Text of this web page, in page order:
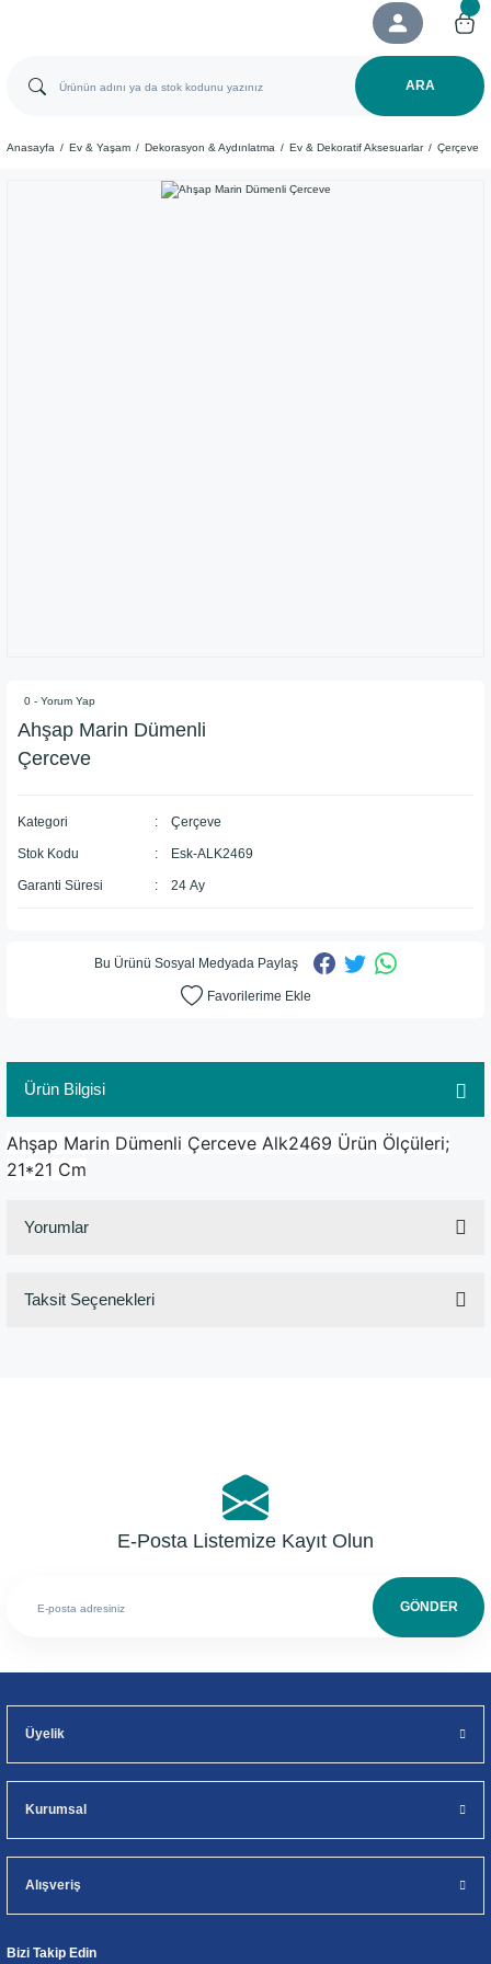
ARA
Anasayfa Ev & Yaşam Dekorasyon & Aydınlatma Ev & Dekoratif Aksesuarlar Çerçeve
0 - Yorum Yap
Ahşap Marin Dümenli
Çerceve
Kategori Çerçeve
Stok Kodu Esk-ALK2469
Garanti Süresi 24 Ay
Bu Ürünü Sosyal Medyada Paylaş
Ürün Bilgisi
Ahşap Marin Dümenli Çerceve Alk2469 Ürün Ölçüleri;
21*21 Cm
Yorumlar
Taksit Seçenekleri
E-Posta Listemize Kayıt Olun
GÖNDER
Üyelik
Kurumsal
Alışveriş
Bizi Takip Edin